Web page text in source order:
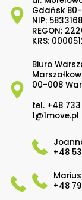
Gdańsk
NIP:
REGON:
KRS:
Biuro
00-008
tel. +48 733
1@1move.pl
+48
+48